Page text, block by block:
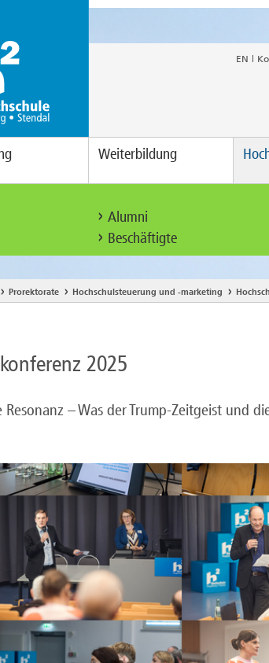
EN
Weiterbildung
Alumni
Beschäftigte
Prorektorate Hochschulsteuerung und -marketing
2025
– Was der Trump-Zeitgeist und